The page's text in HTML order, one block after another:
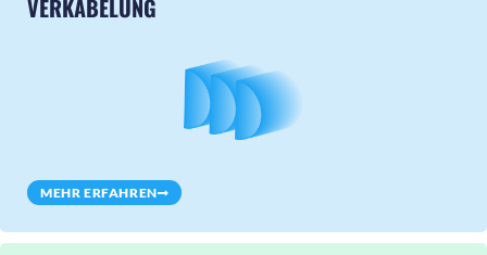
VERKABELUNG
MEHR ERFAHREN